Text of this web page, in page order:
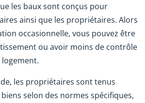
les baux sont conçus pour
ainsi que les propriétaires. Alors
occasionnelle, vous pouvez être
ou avoir moins de contrôle
les propriétaires sont tenus
selon des normes spécifiques,